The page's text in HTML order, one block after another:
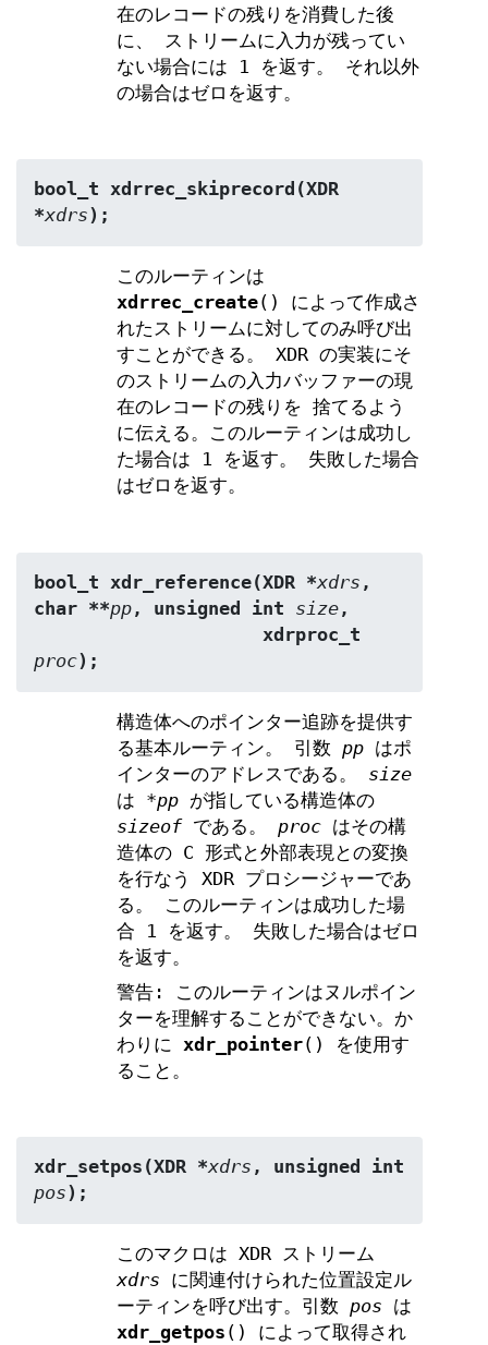
在のレコードの残りを消費した後
に、 ストリームに入力が残ってい
ない場合には 1 を返す。 それ以外
の場合はゼロを返す。
bool_t xdrrec_skiprecord(XDR
*xdrs);
このルーティンは
xdrrec_create() によって作成さ
れたストリームに対してのみ呼び出
すことができる。 XDR の実装にそ
のストリームの入力バッファーの現
在のレコードの残りを 捨てるよう
に伝える。このルーティンは成功し
た場合は 1 を返す。 失敗した場合
はゼロを返す。
bool_t xdr_reference(XDR *xdrs ,
char **pp, unsigned int size,
proc);
構造体へのポインター追跡を提供す
る基本ルーティン。 引数 ppはポ
インターのアドレスである。 size
は *ppが指している構造体の
sizeofである。 procはその構
造体の C 形式と外部表現との変換
を行なう XDR プロシージャーであ
る。 このルーティンは成功した場
合 1 を返す。 失敗した場合はゼロ
を返す。
警告: このルーティンはヌルポイン
ターを理解することができない。か
わりに xdr_pointer() を使用す
ること。
xdr_setpos(XDR *xdrs
pos );
このマクロは XDR ストリーム
xdrs に関連付けられた位置設定ル
ーティンを呼び出す。引数 pos は
xdr_getpos () によって取得され